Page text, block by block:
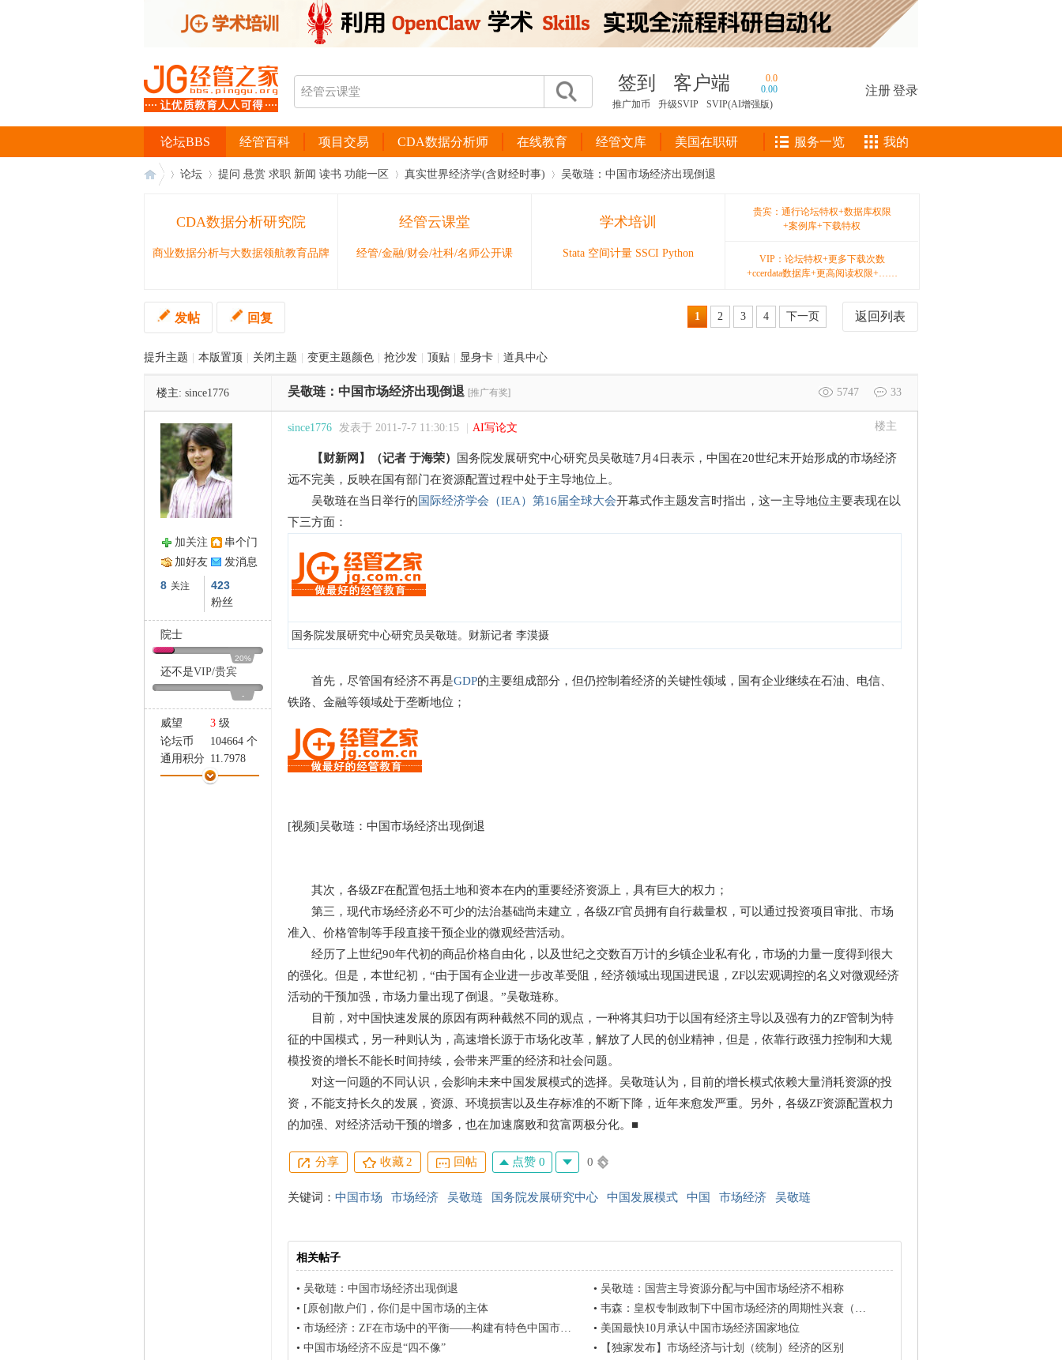
签到 客户端
0.0
0.00
推广加币
升级SVIP SVIP(AI增强版)
注册登录
经管百科 项目交易 CDA数据分析师 在线教育 经管文库 美国在职研
论坛BBS 服务一览 我的
论坛 提问 悬赏 求职 新闻 读书 功能一区 真实世界经济学(含财经时事) 吴敬琏：中国市场经济出现倒退
CDA数据分析研究院
商业数据分析与大数据领航教育品牌
经管云课堂
经管/金融/财会/社科/名师公开课
学术培训
Stata 空间计量 SSCI Python
贵宾：通行论坛特权+数据库权限
+案例库+下载特权
VIP：论坛特权+更多下载次数
+ccerdata数据库+更高阅读权限+……
返回列表
1 2 3 4 下一页
发帖 回复
提升主题 本版置顶 关闭主题 变更主题颜色 抢沙发 顶贴 显身卡 道具中心
楼主: since1776 5747 33
吴敬琏：中国市场经济出现倒退 [推广有奖]
加关注
串个门
加好友
发消息
8 关注 423
粉丝
院士
20%
还不是VIP/贵宾
-
威望 3 级
论坛币
104664 个
通用积分 11.7978
学术水平
304 点
楼主
since1776 发表于 2011-7-7 11:30:15 AI写论文
【财新网】（记者 于海荣）
国务院发展研究中心研究员吴敬琏7月4日表示，中国在20世纪末开始形成的市场经济
远不完美，反映在国有部门在资源配置过程中处于主导地位上。
吴敬琏在当日举行的 国际经济学会（IEA）第16届全球大会开幕式作主题发言时指出，这一主导地位主要表现在以
下三方面：
国务院发展研究中心研究员吴敬琏。财新记者 李漠摄
首先，尽管国有经济不再是GDP的主要组成部分，但仍控制着经济的关键性领域，国有企业继续在石油、电信、
铁路、金融等领域处于垄断地位；
[视频]吴敬琏：中国市场经济出现倒退
其次，各级ZF在配置包括土地和资本在内的重要经济资源上，具有巨大的权力；
第三，现代市场经济必不可少的法治基础尚未建立，各级ZF官员拥有自行裁量权，可以通过投资项目审批、市场
准入、价格管制等手段直接干预企业的微观经营活动。
经历了上世纪90年代初的商品价格自由化，以及世纪之交数百万计的乡镇企业私有化，市场的力量一度得到很大
的强化。但是，本世纪初，“由于国有企业进一步改革受阻，经济领域出现国进民退，ZF以宏观调控的名义对微观经济
活动的干预加强，市场力量出现了倒退。”吴敬琏称。
目前，对中国快速发展的原因有两种截然不同的观点，一种将其归功于以国有经济主导以及强有力的ZF管制为特
征的中国模式，另一种则认为，高速增长源于市场化改革，解放了人民的创业精神，但是，依靠行政强力控制和大规
模投资的增长不能长时间持续，会带来严重的经济和社会问题。
对这一问题的不同认识，会影响未来中国发展模式的选择。吴敬琏认为，目前的增长模式依赖大量消耗资源的投
资，不能支持长久的发展，资源、环境损害以及生存标准的不断下降，近年来愈发严重。另外，各级ZF资源配置权力
的加强、对经济活动干预的增多，也在加速腐败和贫富两极分化。■
分享 收藏2 回帖 点赞 0 0
关键词： 中国市场 市场经济 吴敬琏 国务院发展研究中心 中国发展模式 中国 市场经济 吴敬琏
相关帖子
• 吴敬琏：中国市场经济出现倒退 • 吴敬琏：国营主导资源分配与中国市场经济不相称
• [原创]散户们，你们是中国市场的主体 • 韦森：皇权专制政制下中国市场经济的周期性兴衰（下）
• 市场经济：ZF在市场中的平衡——构建有特色中国市场经济的理论与现实思考 • 美国最快10月承认中国市场经济国家地位
• 中国市场经济不应是“四不像” •
【独家发布】市场经济与计划（统制）经济的区别